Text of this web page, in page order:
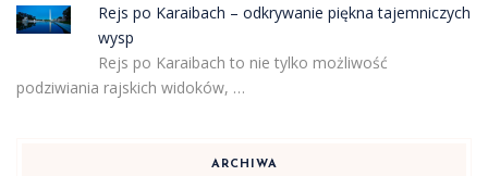
Rejs po Karaibach – odkrywanie piękna tajemniczych
wysp
Rejs po Karaibach to nie tylko możliwość
podziwiania rajskich widoków, …
ARCHIWA